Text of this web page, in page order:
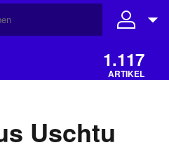
1.117
ARTIKEL
Uschtu